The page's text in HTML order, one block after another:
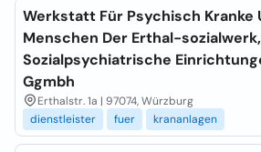
Werkstatt Für Psychisch Kranke
Menschen Der Erthal-
Sozialpsychiatrische
Ggmbh
Erthalstr. 1a | 97074, Würzburg
dienstleister
fuer krananlagen